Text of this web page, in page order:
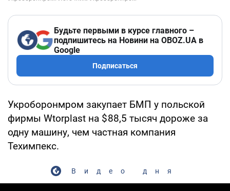
Будьте первыми в курсе главного –
подпишитесь на Новини на OBOZ.UA в
Google
Подписаться
Укроборонмром закупает БМП у польской
фирмы Wtorplast на $ 88,5 тысяч дороже за
одну машину, чем частная компания
Техимпекс.
Видео дня